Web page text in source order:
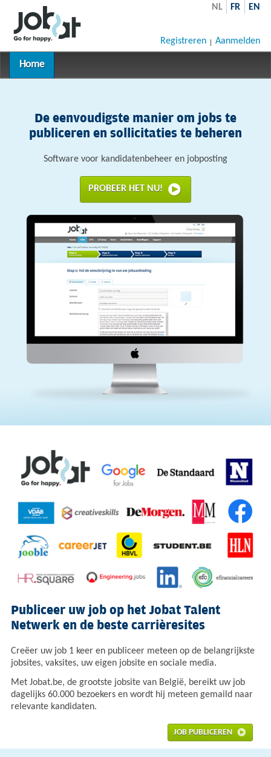
NL FR EN
Registreren Aanmelden
Home
De eenvoudigste manier om jobs te
publiceren en sollicitaties te beheren
Software voor kandidatenbeheer en jobposting
PROBEER HET NU!
Publiceer uw job op het Jobat Talent
Netwerk en de beste carrièresites
Creëer uw job 1 keer en publiceer meteen op de belangrijkste
jobsites, vaksites, uw eigen jobsite en sociale media.
Met Jobat.be, de grootste jobsite van België, bereikt uw job
dagelijks 60.000 bezoekers en wordt hij meteen gemaild naar
relevante kandidaten.
JOB PUBLICEREN